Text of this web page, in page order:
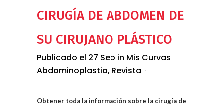
CIRUGÍA DE ABDOMEN DE
SU CIRUJANO PLÁSTICO
Publicado el 27 Sep in Mis Curvas
Abdominoplastia, Revista
Obtener toda la información sobre la cirugía de